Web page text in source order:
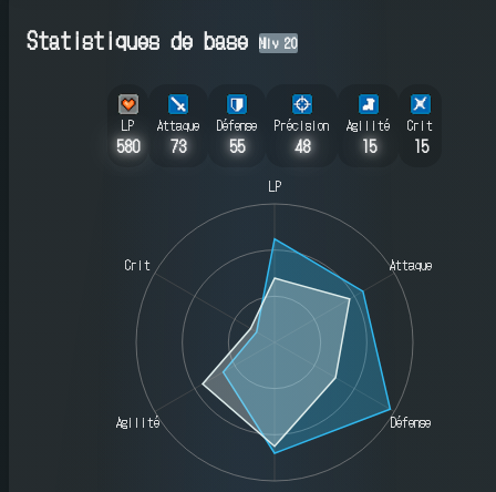
Statistiques de base Niv 20
LP
580
Attaque
73
Défense
55
Précision
48
Agilité
15
Crit
15
LP
Attaque
Défense
Agilité
Crit